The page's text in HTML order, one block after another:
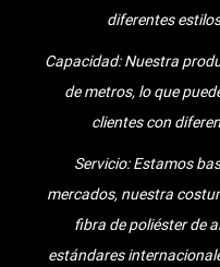
Dedicamos tiempo y energía
brindaremos servicios,
entendemos sus problemas
cooperar con tanto éxito
de 30 países..
La gente de Jintu siempre
"basado en la integridad, la
cuna y la calidad como vida,
diferentes
Capacidad: Nuestra
de metros, lo que
clientes con
Servicio: Estamos
mercados, nuestra
fibra de poliéster de
estándares